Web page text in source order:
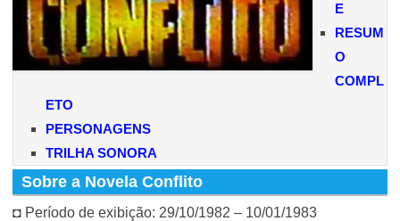
E
RESUM
O
COMPL
ETO
PERSONAGENS
TRILHA SONORA
Sobre a Novela Conflito
◘ Período de exibição: 29/10/1982 – 10/01/1983